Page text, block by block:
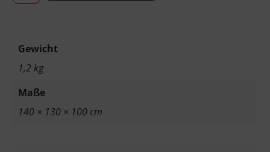
Gewicht
1,2 kg
Maße
140 × 130 × 100 cm